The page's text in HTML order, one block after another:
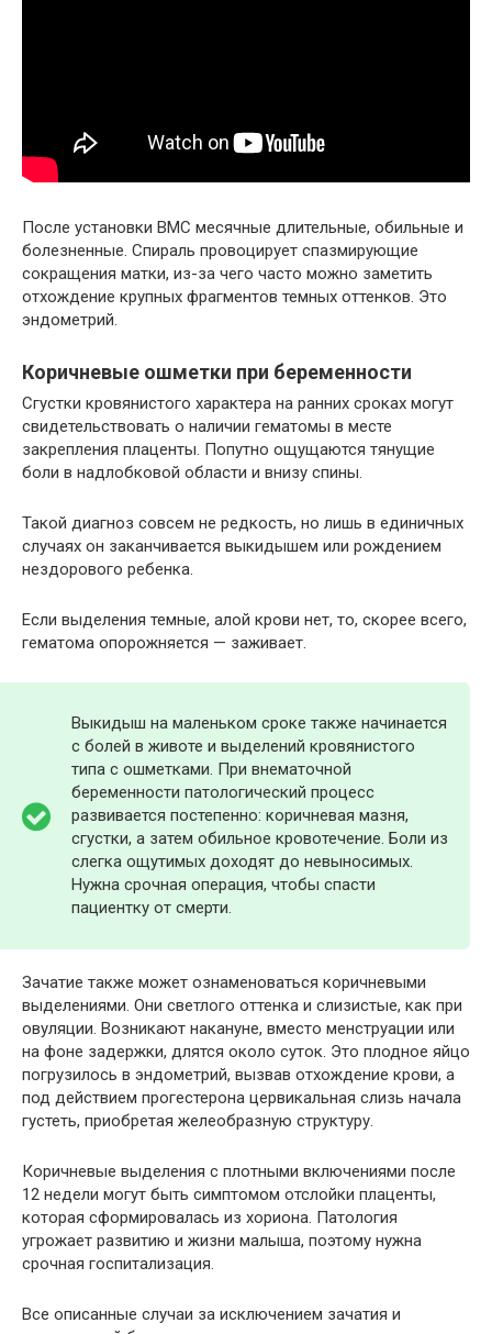
После установки ВМС месячные длительные, обильные и
болезненные. Спираль провоцирует спазмирующие
сокращения матки, из-за чего часто можно заметить
отхождение крупных фрагментов темных оттенков. Это
эндометрий.
Коричневые ошметки при беременности
Сгустки кровянистого характера на ранних сроках могут
свидетельствовать о наличии гематомы в месте
закрепления плаценты. Попутно ощущаются тянущие
боли в надлобковой области и внизу спины.
Такой диагноз совсем не редкость, но лишь в единичных
случаях он заканчивается выкидышем или рождением
нездорового ребенка.
Если выделения темные, алой крови нет, то, скорее всего,
гематома опорожняется — заживает.
Выкидыш на маленьком сроке также начинается
с болей в животе и выделений кровянистого
типа с ошметками. При внематочной
беременности патологический процесс
развивается постепенно: коричневая мазня,
сгустки, а затем обильное кровотечение. Боли из
слегка ощутимых доходят до невыносимых.
Нужна срочная операция, чтобы спасти
пациентку от смерти.
Зачатие также может ознаменоваться коричневыми
выделениями. Они светлого оттенка и слизистые, как при
овуляции. Возникают накануне, вместо менструации или
на фоне задержки, длятся около суток. Это плодное яйцо
погрузилось в эндометрий, вызвав отхождение крови, а
под действием прогестерона цервикальная слизь начала
густеть, приобретая желеобразную структуру.
Коричневые выделения с плотными включениями после
12 недели могут быть симптомом отслойки плаценты,
которая сформировалась из хориона. Патология
угрожает развитию и жизни малыша, поэтому нужна
срочная госпитализация.
Все описанные случаи за исключением зачатия и